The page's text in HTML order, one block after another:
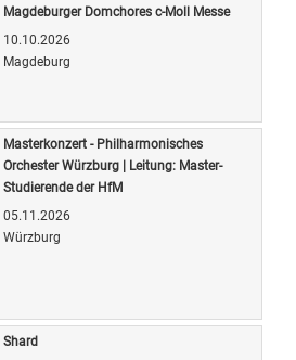
Magdeburger Domchores c-Moll Messe
10.10.2026
Magdeburg
Masterkonzert - Philharmonisches
Orchester Würzburg | Leitung: Master-
Studierende der HfM
05.11.2026
Würzburg
Shard